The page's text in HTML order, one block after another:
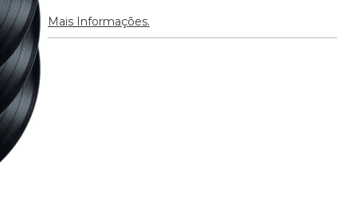
Mais Informações.